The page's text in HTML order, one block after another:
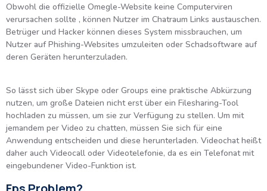
Obwohl die offizielle Omegle-Website keine Computerviren
verursachen sollte , können Nutzer im Chatraum Links austauschen.
Betrüger und Hacker können dieses System missbrauchen, um
Nutzer auf Phishing-Websites umzuleiten oder Schadsoftware auf
deren Geräten herunterzuladen.
So lässt sich über Skype oder Groups eine praktische Abkürzung
nutzen, um große Dateien nicht erst über ein Filesharing-Tool
hochladen zu müssen, um sie zur Verfügung zu stellen. Um mit
jemandem per Video zu chatten, müssen Sie sich für eine
Anwendung entscheiden und diese herunterladen. Videochat heißt
daher auch Videocall oder Videotelefonie, da es ein Telefonat mit
eingebundener Video-Funktion ist.